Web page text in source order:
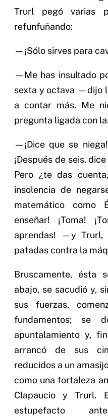
Trurl pegó varias
refunfuñando:
—¡Sólo sirves para
—Me has insultado
sexta y octava —dijo
a contar más. Me
pregunta ligada con
—¡Dice que se
¡Después de seis,
Pero ¿te das
insolencia de
matemático como
enseñar! ¡Toma!
aprendas! —y Trurl,
patadas contra la
Bruscamente, ésta
abajo, se sacudió y,
sus fuerzas,
fundamentos; se
apuntalamiento y,
arrancó de sus
reducidos a un
como una fortaleza
Clapaucio y Trurl.
estupefacto